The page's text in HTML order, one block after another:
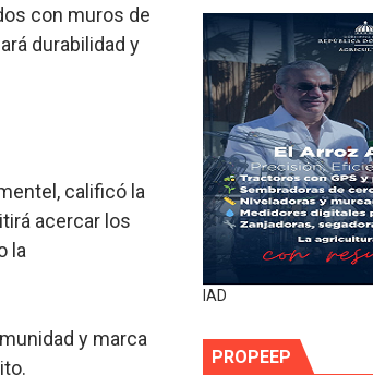
con muros de
durabilidad y
calificó la
acercar los
la
y marca
IAD
PROPEEP